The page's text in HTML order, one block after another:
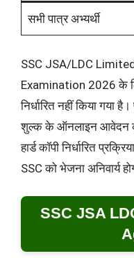
सभी पात्र अभ्यर्थी
SSC JSA/LDC
Examination 2026 के
निर्धारित नहीं किया गया
शुल्क के ऑनलाइन आवेदन
हार्ड कॉपी निर्धारित
SSC को भेजना अनिवार्य
SSC JSA